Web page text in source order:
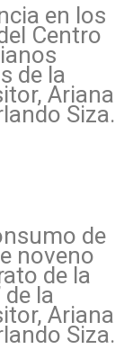
en los
Centro
de la
Ariana
Siza.
de
noveno
de la
de la
Ariana
Siza.